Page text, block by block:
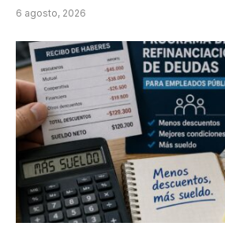
6 agosto, 2026